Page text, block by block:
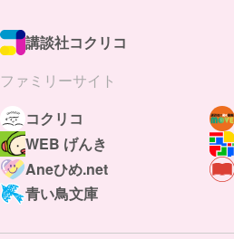
講談社コクリコ
ファミリーサイト
コクリコ
WEB げんき
Aneひめ.net
青い鳥文庫